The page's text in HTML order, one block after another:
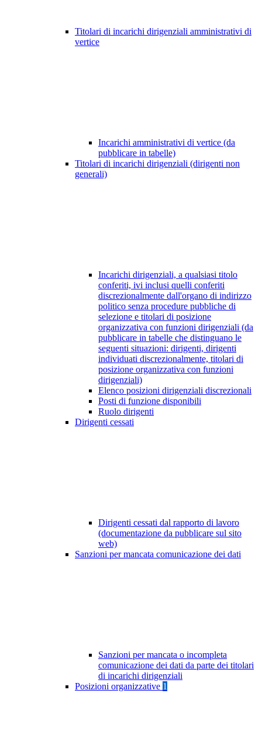
Titolari di incarichi dirigenziali amministrativi di
vertice
Incarichi amministrativi di vertice (da
pubblicare in tabelle)
Titolari di incarichi dirigenziali (dirigenti non
generali)
Incarichi dirigenziali, a qualsiasi titolo
conferiti, ivi inclusi quelli conferiti
discrezionalmente dall'organo di indirizzo
politico senza procedure pubbliche di
selezione e titolari di posizione
organizzativa con funzioni dirigenziali (da
pubblicare in tabelle che distinguano le
seguenti situazioni: dirigenti, dirigenti
individuati discrezionalmente, titolari di
posizione organizzativa con funzioni
dirigenziali)
Elenco posizioni dirigenziali discrezionali
Posti di funzione disponibili
Ruolo dirigenti
Dirigenti cessati
Dirigenti cessati dal rapporto di lavoro
(documentazione da pubblicare sul sito
web)
Sanzioni per mancata comunicazione dei dati
Sanzioni per mancata o incompleta
comunicazione dei dati da parte dei titolari
di incarichi dirigenziali
Posizioni organizzative 1